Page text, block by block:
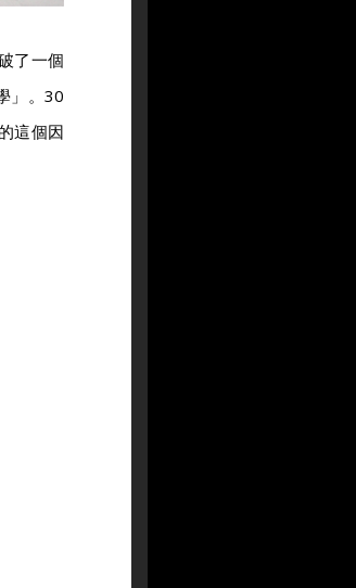
了一個
」。30
這個因